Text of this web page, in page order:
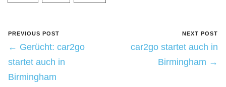
PREVIOUS POST
← Gerücht: car2go
startet auch in
Birmingham
NEXT POST
car2go startet auch in
Birmingham →